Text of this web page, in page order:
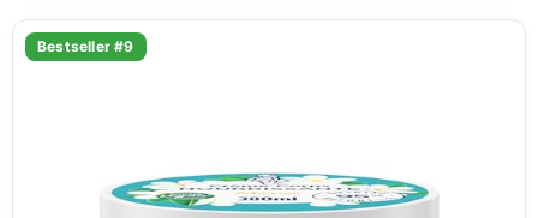
Bestseller #9